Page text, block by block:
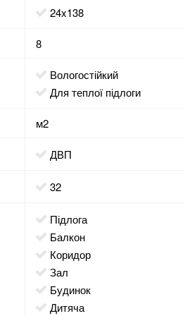
24x138
8
вологостійкий
для теплої підлоги
м2
ДВП
32
підлога
балкон
коридор
зал
будинок
дитяча